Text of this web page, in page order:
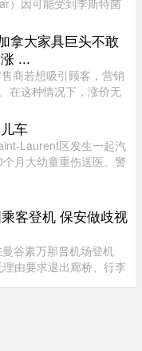
）因可能受到李斯特菌
染导致。召回涉及多种
...
拿大家具巨头不敢
...
商若想吸引顾客，营销
在这种情况下，涨价无
Furniture Ltd.（LNF-
车
Laurent区发生一起汽
月大幼童重伤送医。警
...客登机 保安做歧视
谷素万那普机场登机
由要求退出廊桥、行李